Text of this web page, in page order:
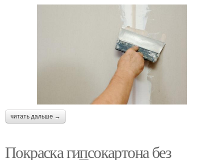
читать дальше →
Покраска гипсокартона без